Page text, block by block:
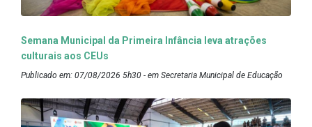
Semana Municipal da Primeira Infância leva atrações
culturais aos CEUs
Publicado em: 07/08/2026 5h30 - em Secretaria Municipal de Educação